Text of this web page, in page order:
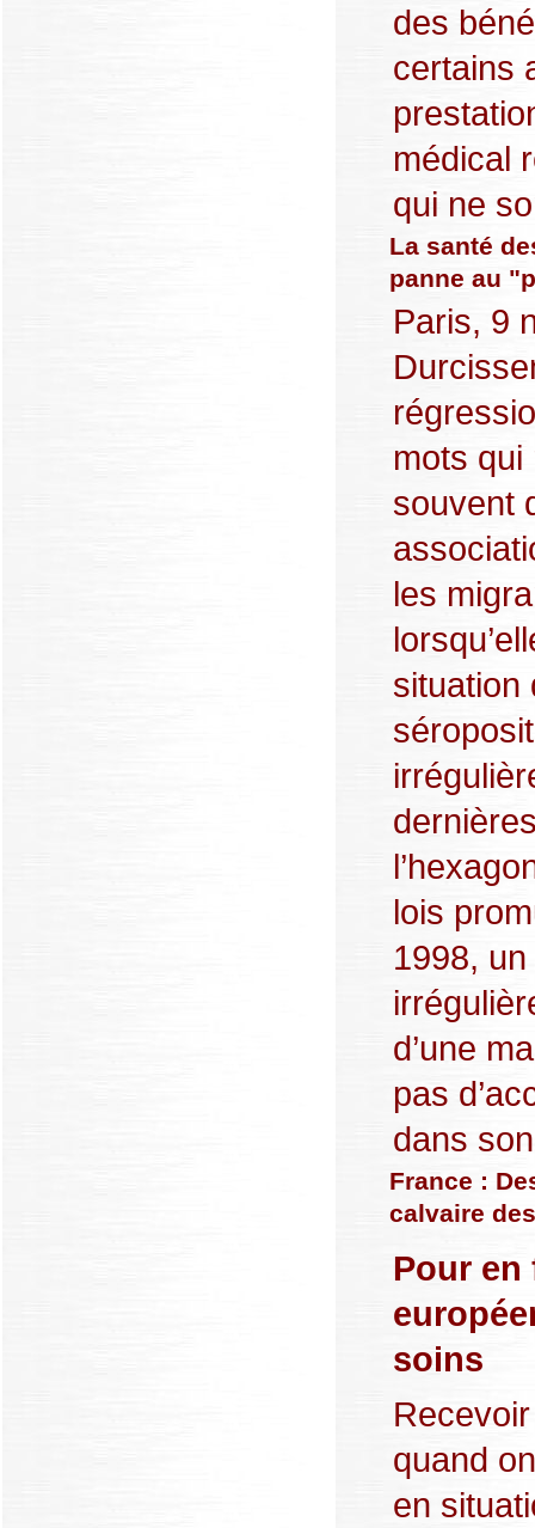
des
certains
médical
qui ne
La santé
panne au
Paris, 9
mots qui
souvent
les
situation
lois
1998,
d’une
pas
dans
France :
calvaire
Pour en
soins
quand
en